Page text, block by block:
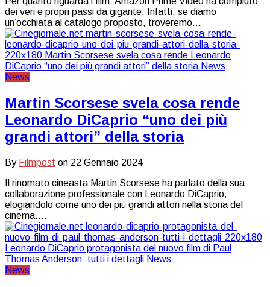
dei veri e propri passi da gigante. Infatti, se diamo
un’occhiata al catalogo proposto, troveremo…
News
Martin Scorsese svela cosa rende
Leonardo DiCaprio “uno dei più
grandi attori” della storia
By Filmpost on 22 Gennaio 2024
Il rinomato cineasta Martin Scorsese ha parlato della sua
collaborazione professionale con Leonardo DiCaprio,
elogiandolo come uno dei più grandi attori nella storia del
cinema.…
News